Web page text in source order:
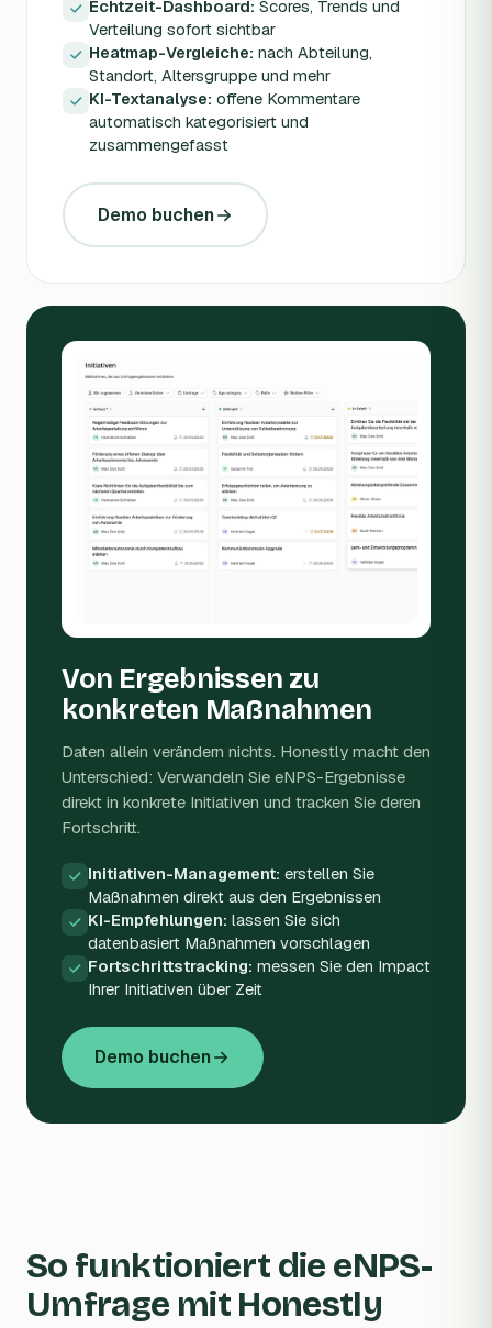
Echtzeit-Dashboard: Scores, Trends und
Verteilung sofort sichtbar
Heatmap-Vergleiche: nach Abteilung,
Standort, Altersgruppe und mehr
KI-Textanalyse: offene Kommentare
automatisch kategorisiert und
zusammengefasst
Demo buchen
Von Ergebnissen zu
konkreten Maßnahmen
Daten allein verändern nichts. Honestly macht den
Unterschied: Verwandeln Sie eNPS-Ergebnisse
direkt in konkrete Initiativen und tracken Sie deren
Fortschritt.
Initiativen-Management: erstellen Sie
Maßnahmen direkt aus den Ergebnissen
KI-Empfehlungen: lassen Sie sich
datenbasiert Maßnahmen vorschlagen
Fortschrittstracking: messen Sie den Impact
Ihrer Initiativen über Zeit
Demo buchen
So funktioniert die eNPS-
Umfrage mit Honestly